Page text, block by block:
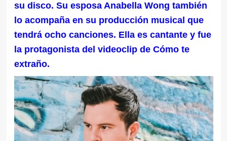
su disco. Su esposa Anabella Wong también
lo acompaña en su producción musical que
tendrá ocho canciones. Ella es cantante y fue
la protagonista del videoclip de Cómo te
extraño.